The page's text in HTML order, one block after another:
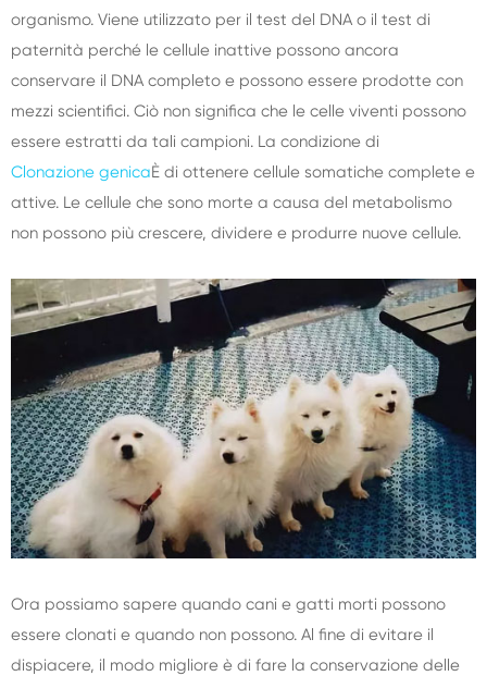
organismo. Viene utilizzato per il test del DNA o il test di
paternità perché le cellule inattive possono ancora
conservare il DNA completo e possono essere prodotte con
mezzi scientifici. Ciò non significa che le celle viventi possono
essere estratti da tali campioni. La condizione di
Clonazione genicaÈ di ottenere cellule somatiche complete e
attive. Le cellule che sono morte a causa del metabolismo
non possono più crescere, dividere e produrre nuove cellule.
Ora possiamo sapere quando cani e gatti morti possono
essere clonati e quando non possono. Al fine di evitare il
dispiacere, il modo migliore è di fare la conservazione delle